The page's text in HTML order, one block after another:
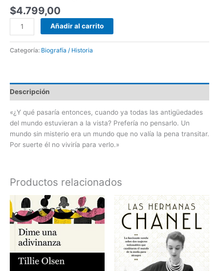
$4.799,00
Añadir al carrito
Categoría: Biografía / Historia
Descripción
«¿Y qué pasaría entonces, cuando ya todas las antigüedades
del mundo estuvieran a la vista? Prefería no pensarlo. Un
mundo sin misterio era un mundo que no valía la pena transitar.
Por suerte él no viviría para verlo.»
Productos relacionados